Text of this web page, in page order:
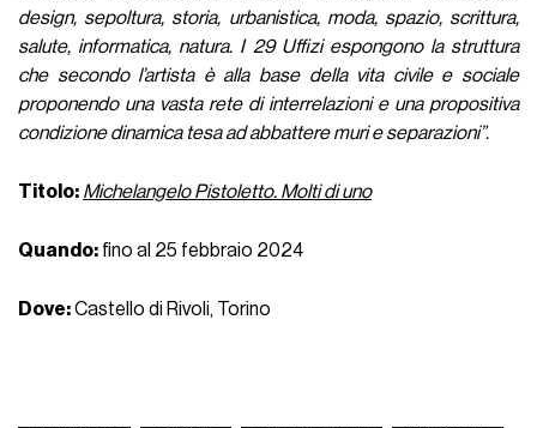
design, sepoltura, storia, urbanistica, moda, spazio, scrittura,
salute, informatica, natura. I 29 Uffizi espongono la struttura
che secondo l’artista è alla base della vita civile e sociale
proponendo una vasta rete di interrelazioni e una propositiva
condizione dinamica tesa ad abbattere muri e separazioni”.
Titolo: Michelangelo Pistoletto. Molti di uno
Quando: fino al 25 febbraio 2024
Dove:Castello di Rivoli, Torino